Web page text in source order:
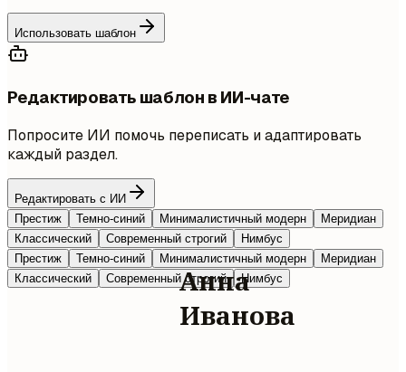
Использовать шаблон
Редактировать шаблон в ИИ-чате
Попросите ИИ помочь переписать и адаптировать
каждый раздел.
Редактировать с ИИ
Престиж
Темно-синий Минималистичный модерн
Меридиан
Классический
Современный строгий
Нимбус
Престиж
Темно-синий Минималистичный модерн
Меридиан
Классический
Современный строгий Нимбус
Анна
Иванова